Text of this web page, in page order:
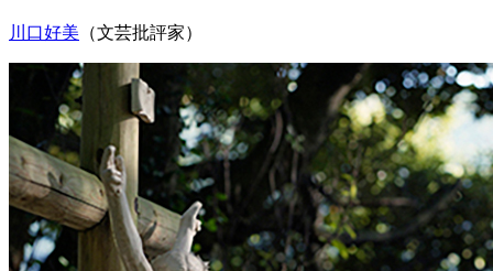
川口好美 （文芸批評家）